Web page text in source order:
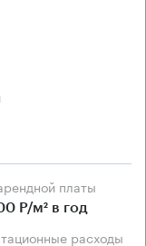
платы
Р/м² в год
расходы